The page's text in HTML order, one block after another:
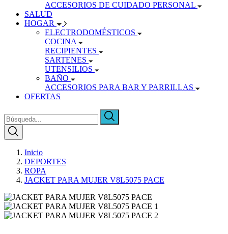
ACCESORIOS DE CUIDADO PERSONAL
SALUD
HOGAR
ELECTRODOMÉSTICOS
COCINA
RECIPIENTES
SARTENES
UTENSILIOS
BAÑO
ACCESORIOS PARA BAR Y PARRILLAS
OFERTAS
Inicio
DEPORTES
ROPA
JACKET PARA MUJER V8L5075 PACE